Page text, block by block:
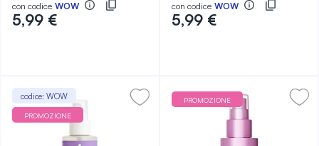
con codice WOW
5,99 €
con codice WOW
5,99 €
codice: WOW
PROMOZIONE
PROMOZIONE